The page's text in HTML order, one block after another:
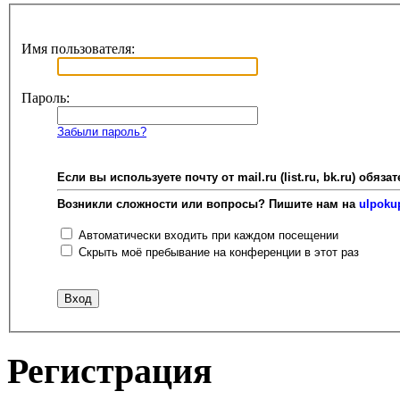
Имя пользователя:
Пароль:
Забыли пароль?
Если вы используете почту от mail.ru (list.ru, bk.ru)
Возникли сложности или вопросы? Пишите нам на
Автоматически входить при каждом посещении
Скрыть моё пребывание на конференции в этот раз
Регистрация